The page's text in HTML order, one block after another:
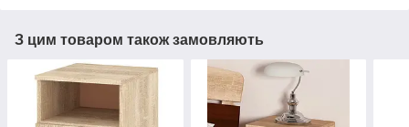
З цим товаром також замовляють